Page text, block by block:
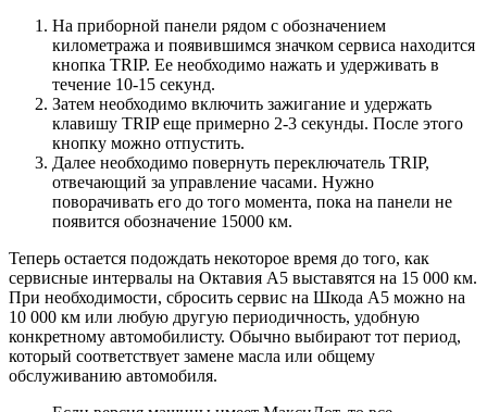
На приборной панели рядом с обозначением
километража и появившимся значком сервиса находится
кнопка TRIP. Ее необходимо нажать и удерживать в
течение 10-15 секунд.
Затем необходимо включить зажигание и удержать
клавишу TRIP еще примерно 2-3 секунды. После этого
кнопку можно отпустить.
Далее необходимо повернуть переключатель TRIP,
отвечающий за управление часами. Нужно
поворачивать его до того момента, пока на панели не
появится обозначение 15000 км.
Теперь остается подождать некоторое время до того, как
сервисные интервалы на Октавия А5 выставятся на 15 000 км.
При необходимости, сбросить сервис на Шкода А5 можно на
10 000 км или любую другую периодичность, удобную
конкретному автомобилисту. Обычно выбирают тот период,
который соответствует замене масла или общему
обслуживанию автомобиля.